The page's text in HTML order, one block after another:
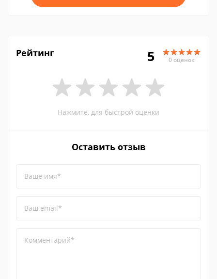
Рейтинг 5 0 оценок
Нажмите, для быстрой оценки
Оставить отзыв
Ваше имя*
Ваш email*
Комментарий*